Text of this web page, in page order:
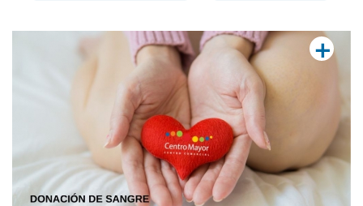
VER
+